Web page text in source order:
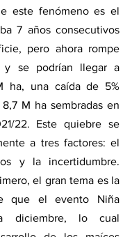
este fenómeno es el
7 años consecutivos
pero ahora rompe
y se podrían llegar a
ha, una caída de 5%
M ha sembradas en
22. Este quiebre se
a tres factores: el
y la incertidumbre.
el gran tema es la
que el evento Niña
diciembre, lo cual